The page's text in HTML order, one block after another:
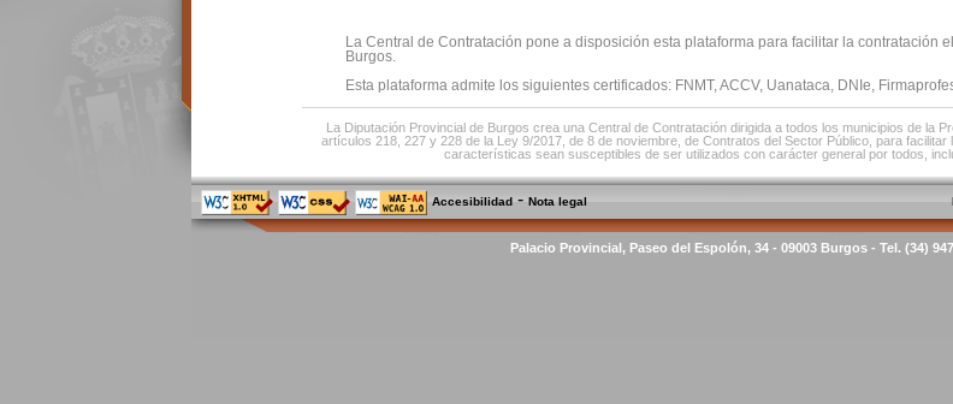
La Central de Contratación pone a disposición esta plataforma para facilitar la contratación
Burgos.
Esta plataforma admite los siguientes certificados: FNMT, ACCV, Uanataca, DNIe,
La Diputación Provincial de Burgos crea una Central de Contratación dirigida a todos los municipios de la
artículos 218, 227 y 228 de la Ley 9/2017, de 8 de noviembre, de Contratos del Sector Público, para
características sean susceptibles de ser utilizados con carácter general por todos,
Accesibilidad -Nota legal
Palacio Provincial, Paseo del Espolón, 34 - 09003 Burgos - Tel. (34)